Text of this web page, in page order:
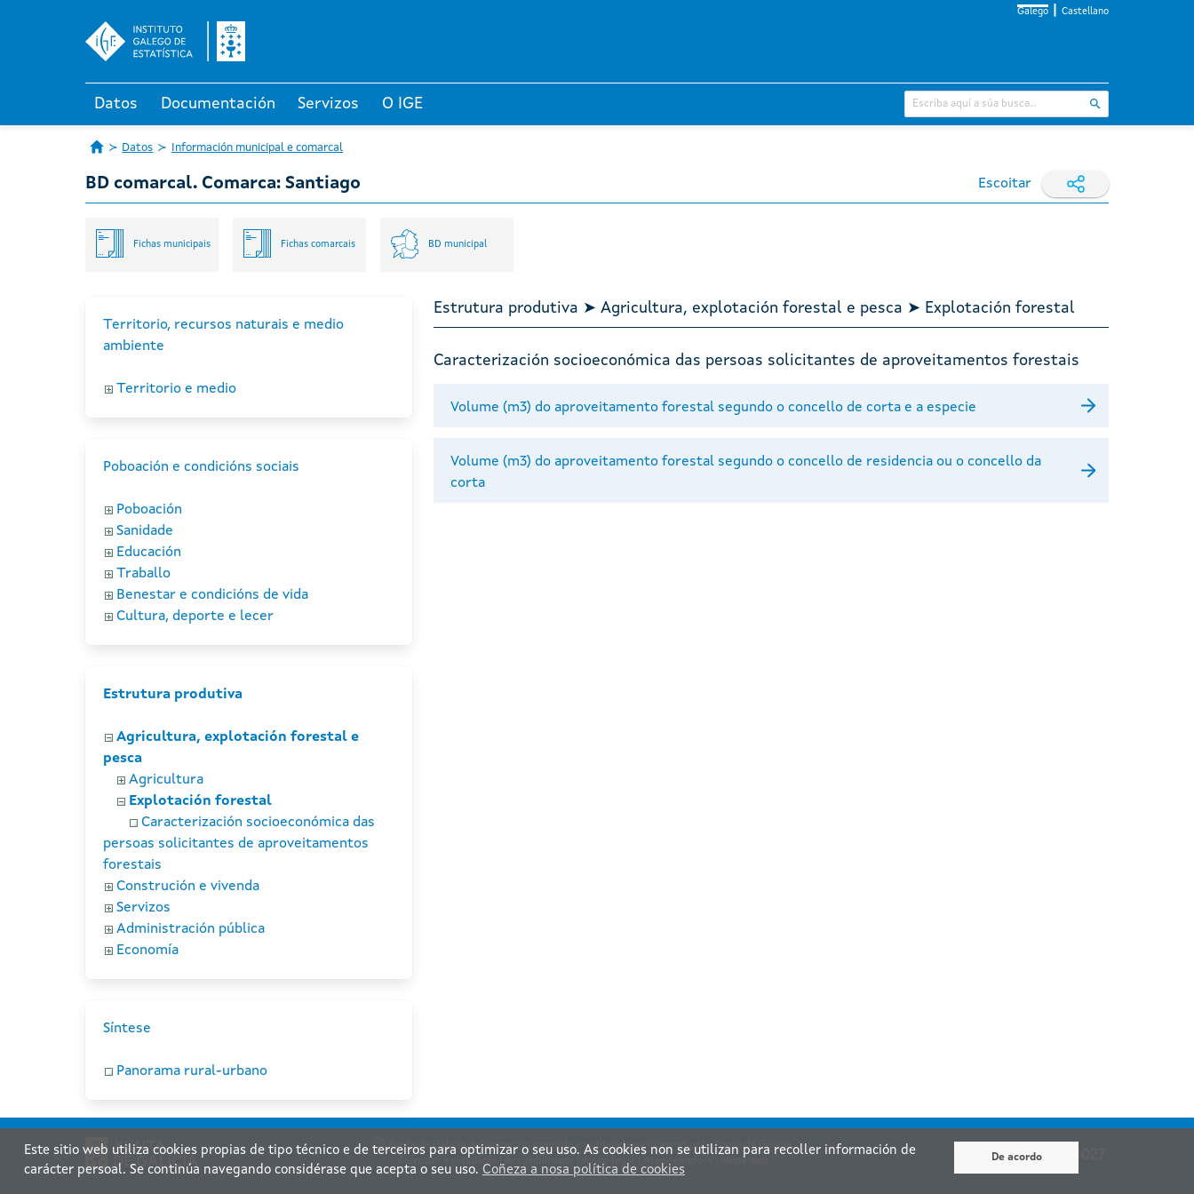
Galego Castellano
Datos Documentación Servizos O IGE
Datos Información municipal e comarcal
BD comarcal. Comarca: Santiago Escoitar
Fichas municipais Fichas comarcais BD municipal
Territorio, recursos naturais e medio
ambiente
Territorio e medio
Poboación e condicións sociais
Poboación
Sanidade
Educación
Traballo
Benestar e condicións de vida
Cultura, deporte e lecer
Estrutura produtiva
Agricultura, explotación forestal e
pesca
Agricultura
Explotación forestal
Caracterización socioeconómica das
persoas solicitantes de aproveitamentos
forestais
Construción e vivenda
Servizos
Administración pública
Economía
Síntese
Panorama rural-urbano
Estrutura produtiva ➤ Agricultura, explotación forestal e pesca ➤ Explotación forestal
Caracterización socioeconómica das persoas solicitantes de aproveitamentos forestais
Volume (m3) do aproveitamento forestal segundo o concello de corta e a especie
Volume (m3) do aproveitamento forestal segundo o concello de residencia ou o concello da
corta
Xunta de Galicia. Información mantida e publicada na internet pola Xunta de Galicia
Aviso legal Atendémolo/a
Este sitio web utiliza cookies propias de tipo técnico e de terceiros para optimizar o seu uso. As cookies non se utilizan para recoller información de
carácter persoal. Se continúa navegando considérase que acepta o seu uso. Coñeza a nosa política de cookies
De acordo